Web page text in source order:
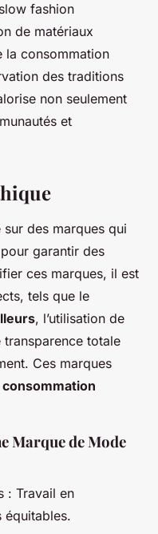
fashion
de matériaux
la consommation
des traditions
non seulement
et
sur des marques qui
garantir des
ces marques, il est
tels que le
, l’utilisation de
totale
Ces marques
consommation
Marque de Mode
: Travail en
équitables.